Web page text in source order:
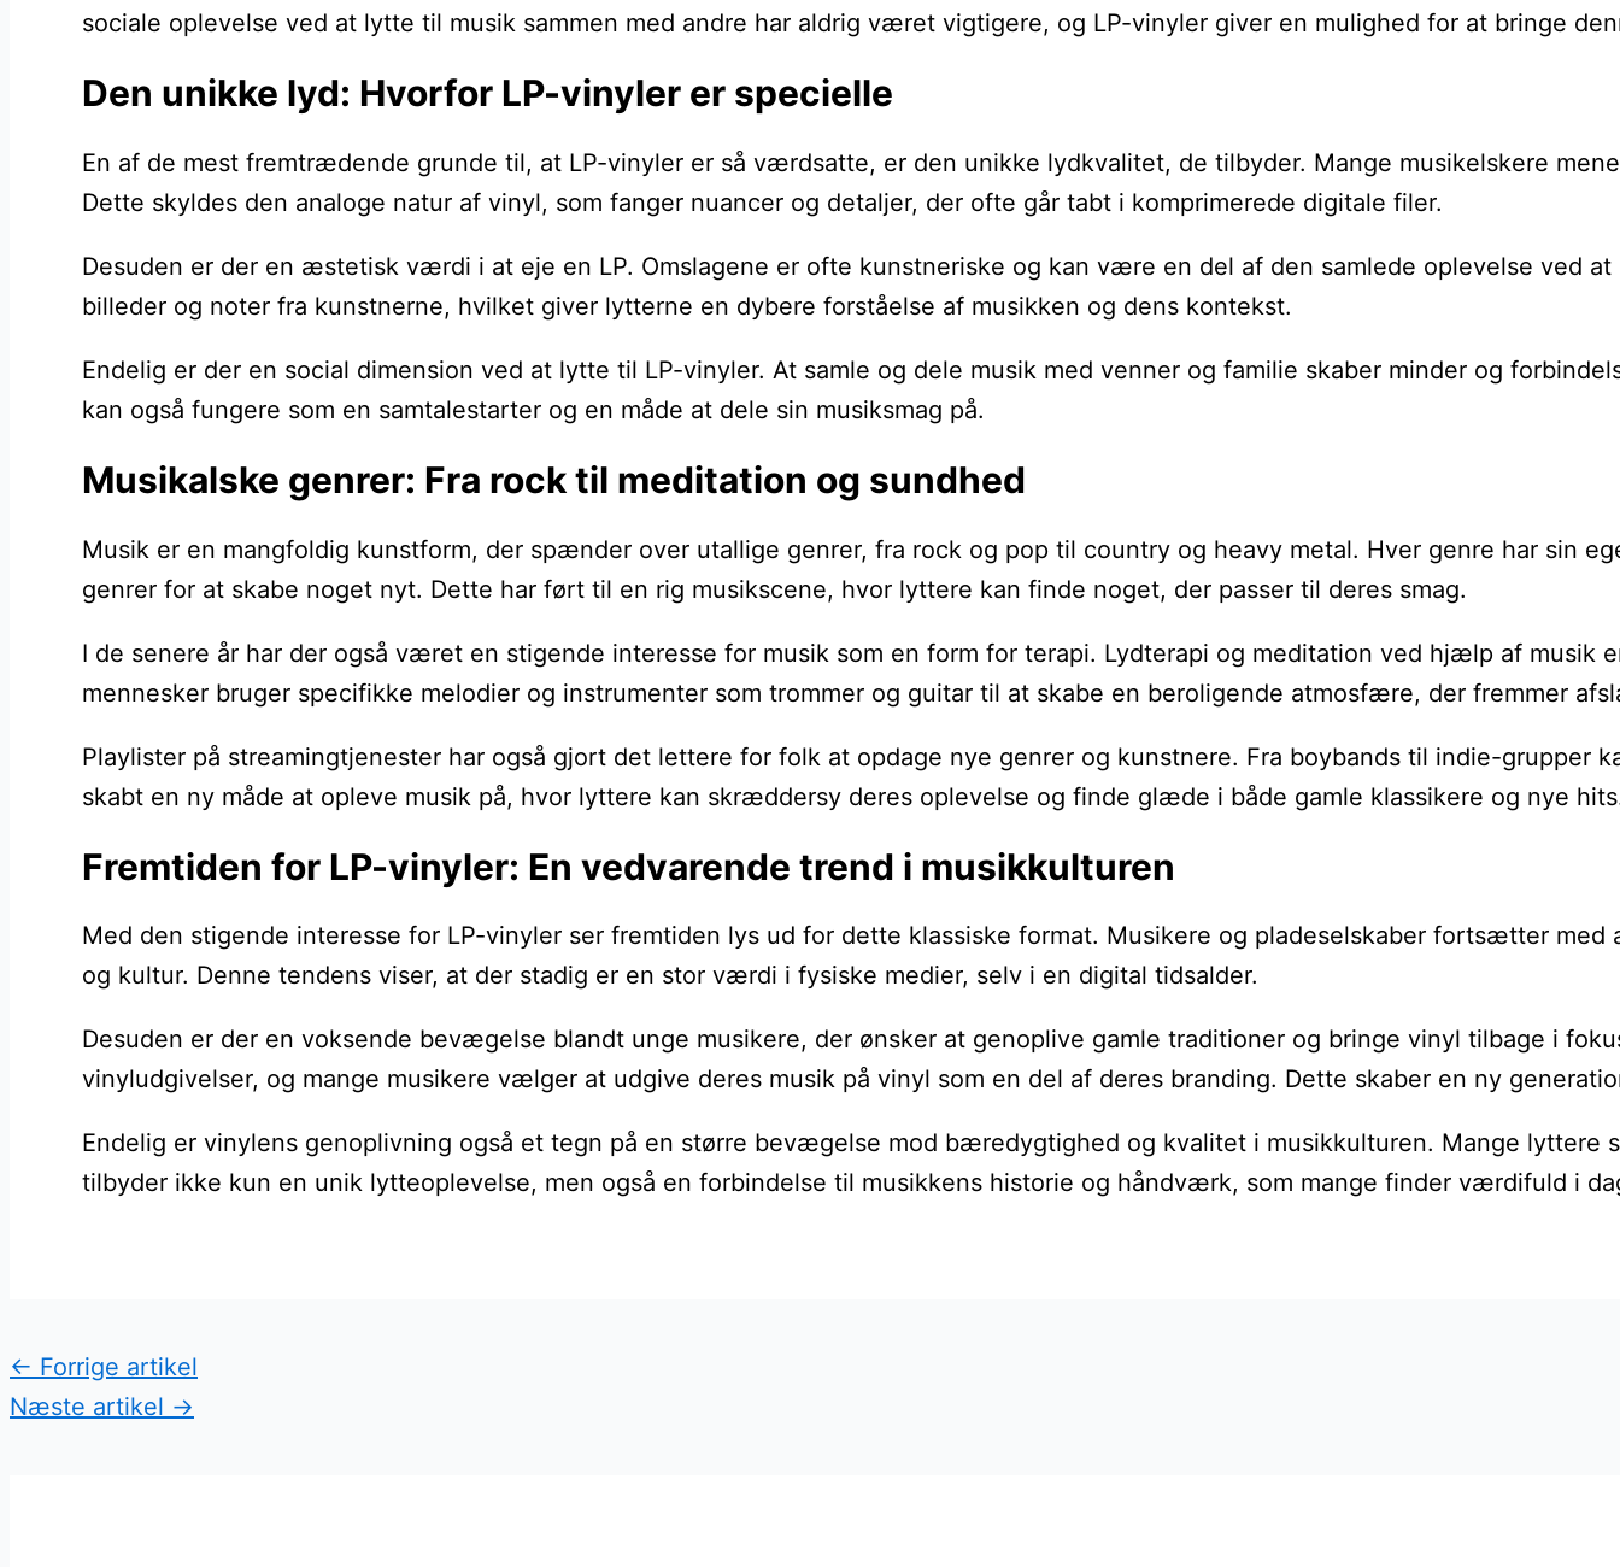
sociale oplevelse ved at lytte til musik sammen med andre har aldrig været vigtigere, og LP-vinyler giver en mulighed for at bringe
Den unikke lyd: Hvorfor LP-vinyler er specielle
En af de mest fremtrædende grunde til, at LP-vinyler er så værdsatte, er den unikke lydkvalitet, de tilbyder. Mange musikelskere
Dette skyldes den analoge natur af vinyl, som fanger nuancer og detaljer, der ofte går tabt i komprimerede digitale filer.
Desuden er der en æstetisk værdi i at eje en LP. Omslagene er ofte kunstneriske og kan være en del af den samlede oplevelse ved
billeder og noter fra kunstnerne, hvilket giver lytterne en dybere forståelse af musikken og dens kontekst.
Endelig er der en social dimension ved at lytte til LP-vinyler. At samle og dele musik med venner og familie skaber minder og
kan også fungere som en samtalestarter og en måde at dele sin musiksmag på.
Musikalske genrer: Fra rock til meditation og sundhed
Musik er en mangfoldig kunstform, der spænder over utallige genrer, fra rock og pop til country og heavy metal. Hver genre har sin
genrer for at skabe noget nyt. Dette har ført til en rig musikscene, hvor lyttere kan finde noget, der passer til deres smag.
I de senere år har der også været en stigende interesse for musik som en form for terapi. Lydterapi og meditation ved hjælp af
mennesker bruger specifikke melodier og instrumenter som trommer og guitar til at skabe en beroligende atmosfære, der fremmer
Playlister på streamingtjenester har også gjort det lettere for folk at opdage nye genrer og kunstnere. Fra boybands til indie-
skabt en ny måde at opleve musik på, hvor lyttere kan skræddersy deres oplevelse og finde glæde i både gamle klassikere og nye
Fremtiden for LP-vinyler: En vedvarende trend i musikkulturen
Med den stigende interesse for LP-vinyler ser fremtiden lys ud for dette klassiske format. Musikere og pladeselskaber fortsætter
og kultur. Denne tendens viser, at der stadig er en stor værdi i fysiske medier, selv i en digital tidsalder.
Desuden er der en voksende bevægelse blandt unge musikere, der ønsker at genoplive gamle traditioner og bringe vinyl tilbage i
vinyludgivelser, og mange musikere vælger at udgive deres musik på vinyl som en del af deres branding. Dette skaber en ny
Endelig er vinylens genoplivning også et tegn på en større bevægelse mod bæredygtighed og kvalitet i musikkulturen. Mange
tilbyder ikke kun en unik lytteoplevelse, men også en forbindelse til musikkens historie og håndværk, som mange finder værdifuld i
← Forrige artikel
Næste artikel →